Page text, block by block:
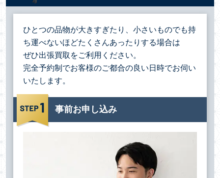
ひとつの品物が大きすぎたり、小さいものでも持
ち運べないほどたくさんあったりする場合は
ぜひ出張買取をご利用ください。
完全予約制でお客様のご都合の良い日時でお伺い
いたします。
事前お申し込み